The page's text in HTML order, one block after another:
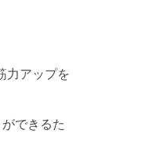
力アップを
できるた